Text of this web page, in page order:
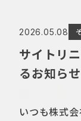
2026.05.08
サイトリ
るお知らせ
いつも株式